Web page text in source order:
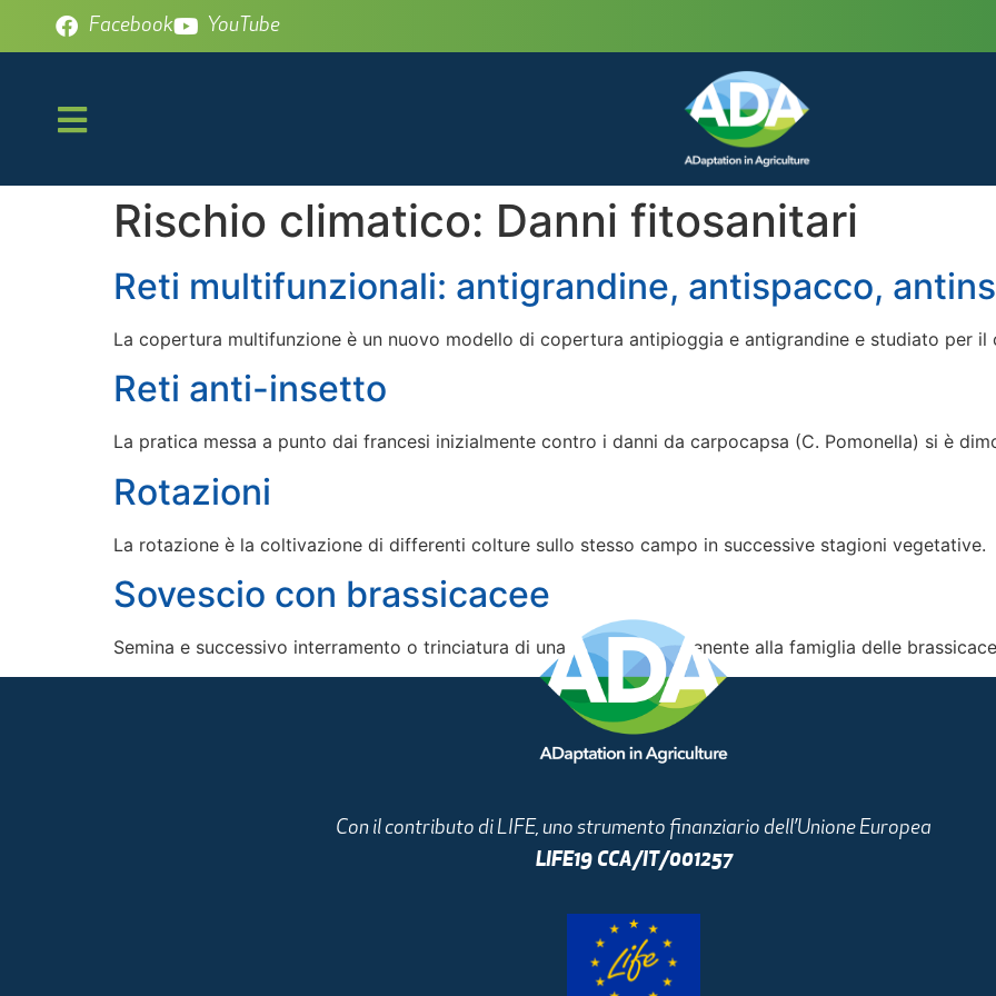
Facebook YouTube
Rischio climatico: Danni fitosanitari
Reti multifunzionali: antigrandine, antispacco,
La copertura multifunzione è un nuovo modello di copertura antipioggia e antigrandine e studiato per il
Reti anti-insetto
La pratica messa a punto dai francesi inizialmente contro i danni da carpocapsa (C. Pomonella) si è
Rotazioni
La rotazione è la coltivazione di differenti colture sullo stesso campo in successive stagioni vegetative.
Sovescio con brassicacee
Semina e successivo interramento o trinciatura di una coltura appartenente alla famiglia delle
Con il contributo di LIFE, uno strumento finanziario dell’Unione Europea
LIFE19 CCA/IT/001257